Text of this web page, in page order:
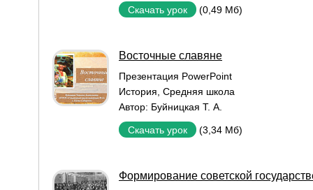
Скачать урок (0,49 Мб)
Восточные славяне
Презентация PowerPoint
История Средняя школа
Автор: Буйницкая Т. А.
Скачать урок (3,34 Мб)
Формирование советской